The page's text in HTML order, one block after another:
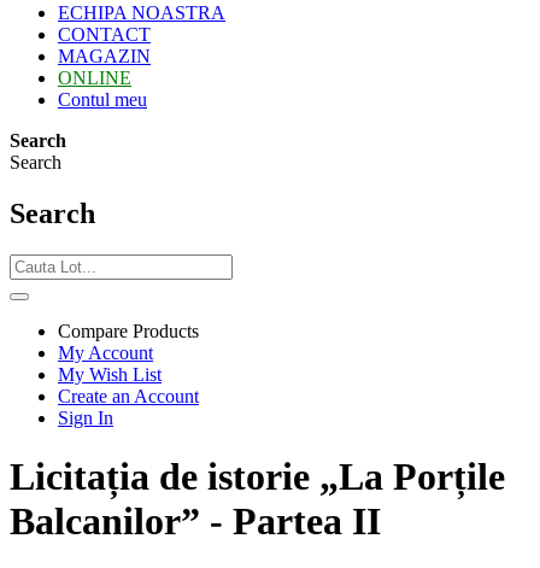
ECHIPA NOASTRA
CONTACT
MAGAZIN
ONLINE
Contul meu
Search
Search
Search
Compare Products
My Account
My Wish List
Create an Account
Sign In
Licitația de istorie „La Porțile
Balcanilor” - Partea II